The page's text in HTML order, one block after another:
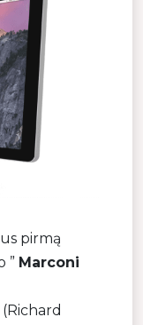
pirmą
” Marconi